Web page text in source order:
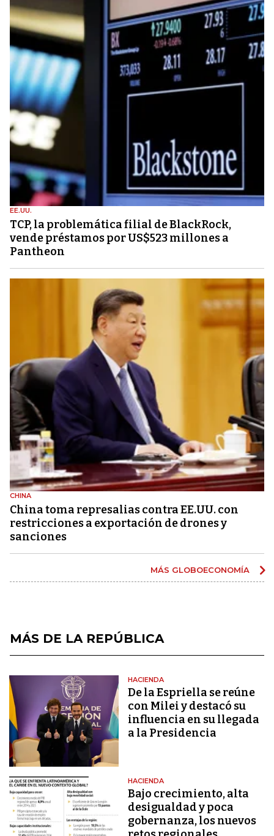
EE.UU.
TCP, la problemática filial de BlackRock,
vende préstamos por US$523 millones a
Pantheon
CHINA
China toma represalias contra EE.UU. con
restricciones a exportación de drones y
sanciones
MÁS GLOBOECONOMÍA
MÁS DE LA REPÚBLICA
HACIENDA
De la Espriella se reúne
con Milei y destacó su
influencia en su llegada
a la Presidencia
HACIENDA
Bajo crecimiento, alta
desigualdad y poca
gobernanza, los nuevos